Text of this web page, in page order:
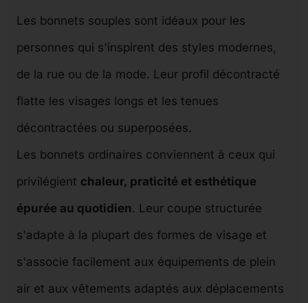
Les bonnets souples sont idéaux pour les
personnes qui s'inspirent des styles modernes,
de la rue ou de la mode. Leur profil décontracté
flatte les visages longs et les tenues
décontractées ou superposées.
Les bonnets ordinaires conviennent à ceux qui
privilégient chaleur, praticité et esthétique
épurée au quotidien . Leur coupe structurée
s'adapte à la plupart des formes de visage et
s'associe facilement aux équipements de plein
air et aux vêtements adaptés aux déplacements